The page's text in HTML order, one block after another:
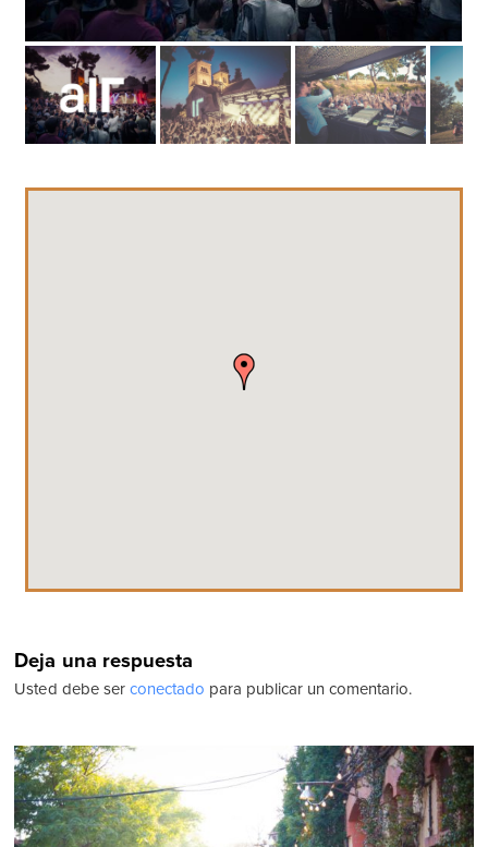
Deja una respuesta
Usted debe ser conectado para publicar un comentario.